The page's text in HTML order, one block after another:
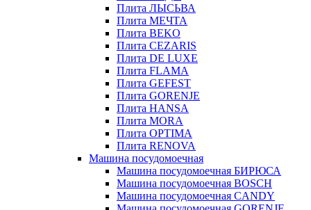
Плита ЛЫСЬВА
Плита МЕЧТА
Плита BEKO
Плита CEZARIS
Плита DE LUXE
Плита FLAMA
Плита GEFEST
Плита GORENJE
Плита HANSA
Плита MORA
Плита OPTIMA
Плита RENOVA
Машина посудомоечная
Машина посудомоечная БИРЮСА
Машина посудомоечная BOSCH
Машина посудомоечная CANDY